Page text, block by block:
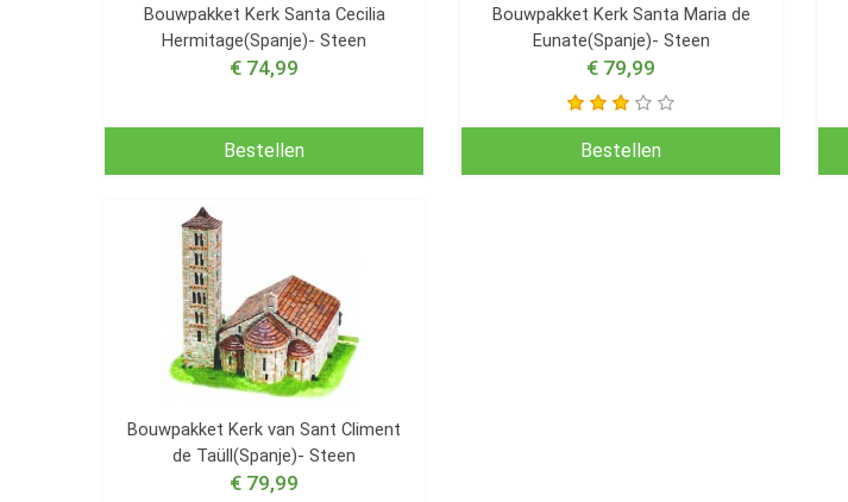
Bouwpakket Kerk Santa Cecilia
Hermitage(Spanje)- Steen
€ 74,99
Bestellen
Bouwpakket Kerk Santa Maria de
Eunate(Spanje)- Steen
€ 79,99
Bestellen
Bouwpakket Kerk van Sant Climent
de Taüll(Spanje)- Steen
€ 79,99